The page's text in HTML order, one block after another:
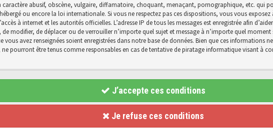
caractère abusif, obscène, vulgaire, diffamatoire, choquant, menaçant, pornographique, etc. qui
hébergé ou encore la loi internationale. Si vous ne respectez pas ces dispositions, vous vous
à internet et les autorités officielles. L’adresse IP de tous les messages est enregistrée afin
modifier, de déplacer ou de verrouiller n’importe quel sujet et message à n’importe quel
avez renseignées soient enregistrées dans notre base de données. Bien que ces informations
pourront être tenus comme responsables en cas de tentative de piratage informatique visant à
J’accepte ces conditions
Je refuse ces conditions